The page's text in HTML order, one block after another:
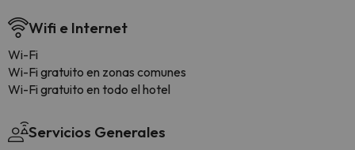
Wifi e Internet
Wi-Fi
Wi-Fi gratuito en zonas comunes
Wi-Fi gratuito en todo el hotel
Servicios Generales